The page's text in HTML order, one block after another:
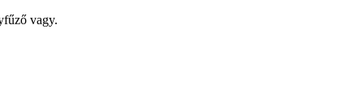
vagy.